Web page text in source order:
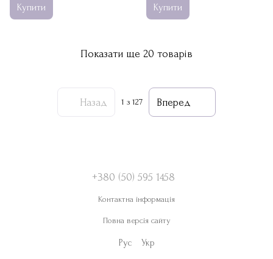
Купити Купити
Показати ще 20 товарів
Назад 1 з 127 Вперед
+380 (50) 595 1458
Контактна інформація
Повна версія сайту
Рус Укр